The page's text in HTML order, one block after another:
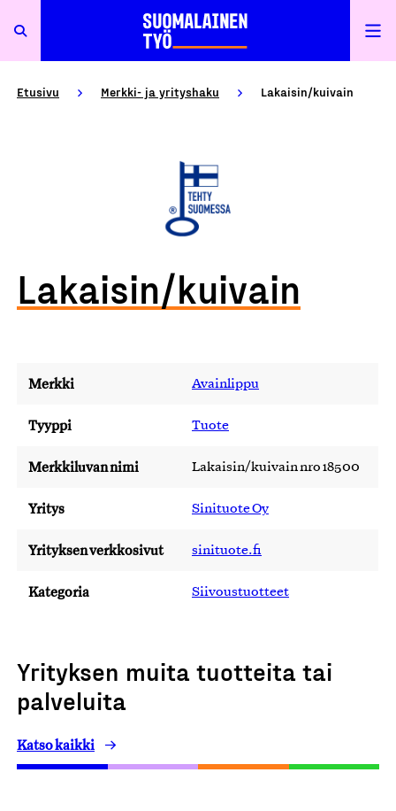
Etusivu Merkki- ja yrityshaku Lakaisin/kuivain
Lakaisin/kuivain
Merkki Avainlippu
Tyyppi Tuote
Merkkiluvan nimi Lakaisin/kuivain nro 18500
Yritys Sinituote Oy
Yrityksen verkkosivut sinituote.fi
Kategoria Siivoustuotteet
Yrityksen muita tuotteita tai
palveluita
Katso kaikki